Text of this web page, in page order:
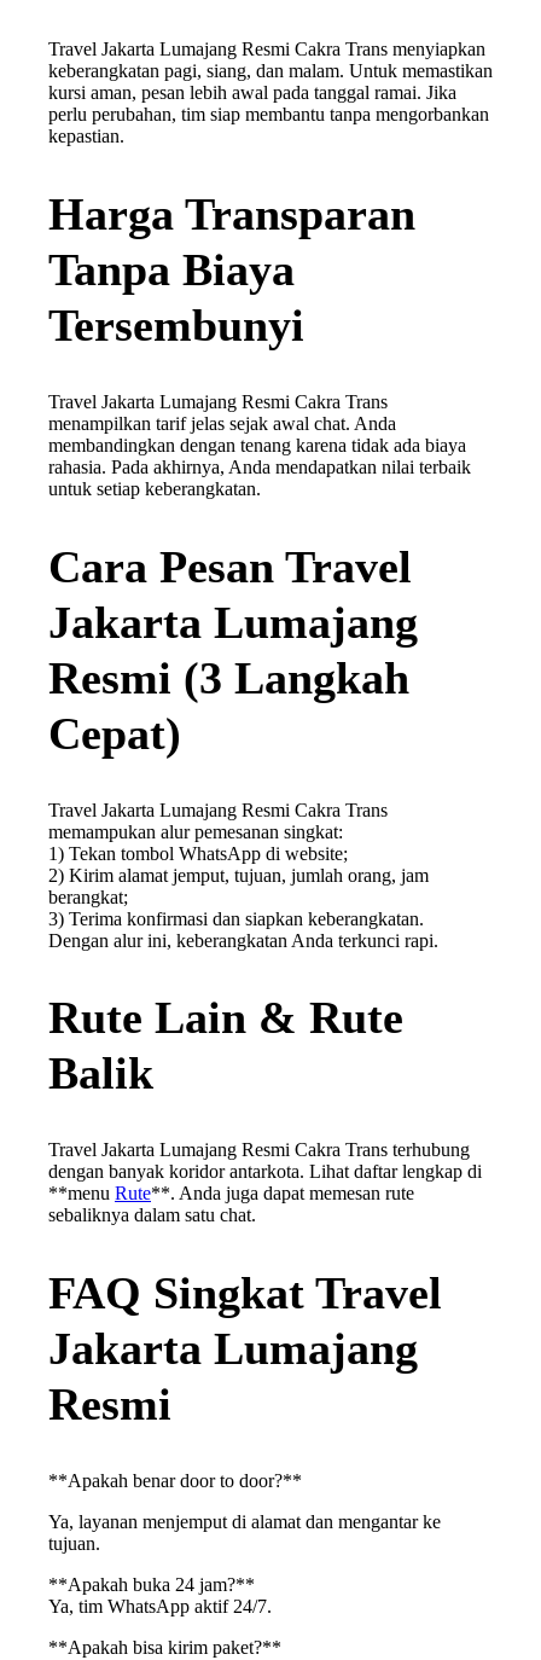
Travel Jakarta Lumajang Resmi Cakra Trans menyiapkan
keberangkatan pagi, siang, dan malam. Untuk memastikan
kursi aman, pesan lebih awal pada tanggal ramai. Jika
perlu perubahan, tim siap membantu tanpa mengorbankan
kepastian.
Harga Transparan
Tanpa Biaya
Tersembunyi
Travel Jakarta Lumajang Resmi Cakra Trans
menampilkan tarif jelas sejak awal chat. Anda
membandingkan dengan tenang karena tidak ada biaya
rahasia. Pada akhirnya, Anda mendapatkan nilai terbaik
untuk setiap keberangkatan.
Cara Pesan Travel
Jakarta Lumajang
Resmi (3 Langkah
Cepat)
Travel Jakarta Lumajang Resmi Cakra Trans
memampukan alur pemesanan singkat:
1) Tekan tombol WhatsApp di website;
2) Kirim alamat jemput, tujuan, jumlah orang, jam
berangkat;
3) Terima konfirmasi dan siapkan keberangkatan.
Dengan alur ini, keberangkatan Anda terkunci rapi.
Rute Lain & Rute
Balik
Travel Jakarta Lumajang Resmi Cakra Trans terhubung
dengan banyak koridor antarkota. Lihat daftar lengkap di
**menu Rute**. Anda juga dapat memesan rute
sebaliknya dalam satu chat.
FAQ Singkat Travel
Jakarta Lumajang
Resmi
**Apakah benar door to door?**
Ya, layanan menjemput di alamat dan mengantar ke
tujuan.
**Apakah buka 24 jam?**
Ya, tim WhatsApp aktif 24/7.
**Apakah bisa kirim paket?**